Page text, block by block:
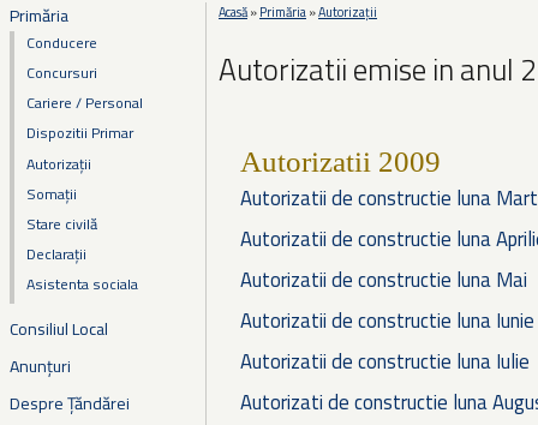
Primăria
Conducere
Concursuri
Cariere / Personal
Dispozitii Primar
Autorizații
Somații
Stare civilă
Declarații
Asistenta sociala
Consiliul Local
Anunțuri
Despre Țăndărei
Eşti aici
Acasă»Primăria»Autorizații
Autorizatii emise in anul
Autorizatii 2009
Autorizatii de constructie luna
Autorizatii de constructie luna
Autorizatii de constructie luna Mai
Autorizatii de constructie luna Iunie
Autorizatii de constructie luna Iulie
Autorizati de constructie luna